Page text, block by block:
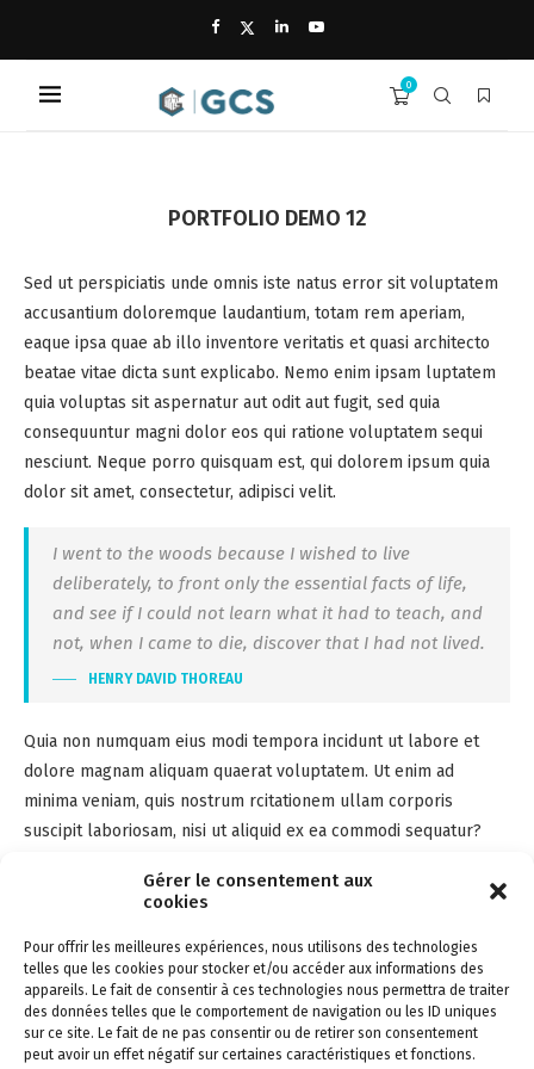
Gérer le consentement aux
cookies
Pour offrir les meilleures expériences, nous utilisons des technologies
telles que les cookies pour stocker et/ou accéder aux informations des
appareils. Le fait de consentir à ces technologies nous permettra de traiter
des données telles que le comportement de navigation ou les ID uniques
sur ce site. Le fait de ne pas consentir ou de retirer son consentement
peut avoir un effet négatif sur certaines caractéristiques et fonctions.
0
PORTFOLIO DEMO 12
Sed ut perspiciatis unde omnis iste natus error sit voluptatem
accusantium doloremque laudantium, totam rem aperiam,
eaque ipsa quae ab illo inventore veritatis et quasi architecto
beatae vitae dicta sunt explicabo. Nemo enim ipsam luptatem
quia voluptas sit aspernatur aut odit aut fugit, sed quia
consequuntur magni dolor eos qui ratione voluptatem sequi
nesciunt. Neque porro quisquam est, qui dolorem ipsum quia
dolor sit amet, consectetur, adipisci velit.
I went to the woods because I wished to live
deliberately, to front only the essential facts of life,
and see if I could not learn what it had to teach, and
not, when I came to die, discover that I had not lived.
HENRY DAVID THOREAU
Quia non numquam eius modi tempora incidunt ut labore et
dolore magnam aliquam quaerat voluptatem. Ut enim ad
minima veniam, quis nostrum rcitationem ullam corporis
suscipit laboriosam, nisi ut aliquid ex ea commodi sequatur?
esse quam nihil lestiae consequatur, vel illum qui lorem eum
iusto odio dignissimos ducimus qui blanditiis esentium
voluptatum deleniti atque corrupti quos dolores et quas
molestias excepturi sint occaecati cupiditate non provident.